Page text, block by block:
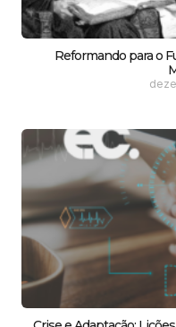
Reformando para o